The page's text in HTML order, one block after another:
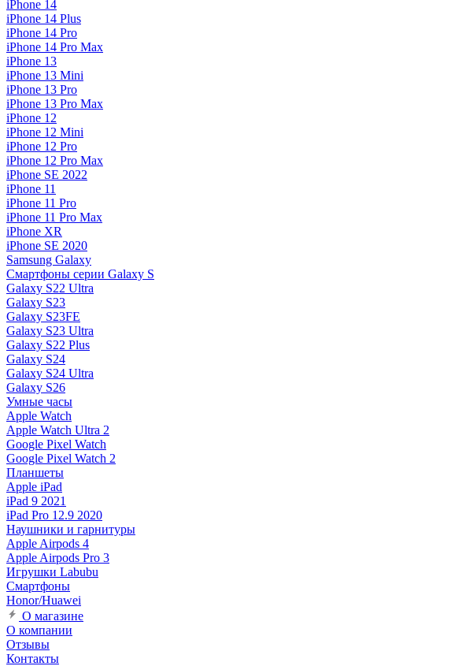
iPhone 14
iPhone 14 Plus
iPhone 14 Pro
iPhone 14 Pro Max
iPhone 13
iPhone 13 Mini
iPhone 13 Pro
iPhone 13 Pro Max
iPhone 12
iPhone 12 Mini
iPhone 12 Pro
iPhone 12 Pro Max
iPhone SE 2022
iPhone 11
iPhone 11 Pro
iPhone 11 Pro Max
iPhone XR
iPhone SE 2020
Samsung Galaxy
Смартфоны серии Galaxy S
Galaxy S22 Ultra
Galaxy S23
Galaxy S23FE
Galaxy S23 Ultra
Galaxy S22 Plus
Galaxy S24
Galaxy S24 Ultra
Galaxy S26
Умные часы
Apple Watch
Apple Watch Ultra 2
Google Pixel Watch
Google Pixel Watch 2
Планшеты
Apple iPad
iPad 9 2021
iPad Pro 12.9 2020
Наушники и гарнитуры
Apple Airpods 4
Apple Airpods Pro 3
Игрушки Labubu
Смартфоны
Honor/Huawei
О магазине
О компании
Отзывы
Контакты